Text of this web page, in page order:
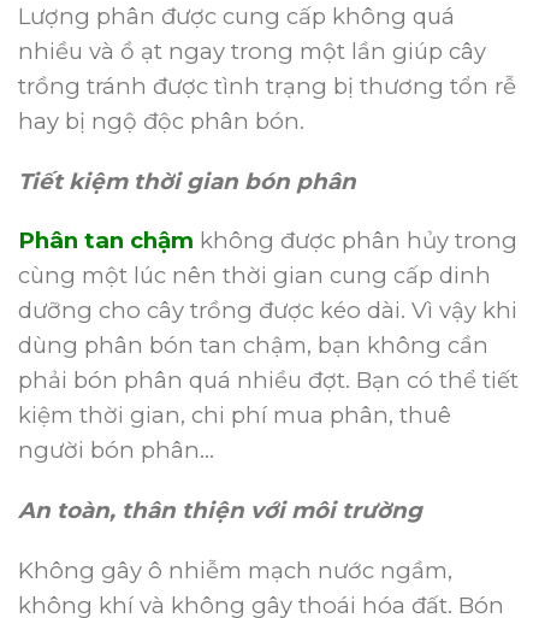
Lượng phân được cung cấp không quá
nhiều và ồ ạt ngay trong một lần giúp cây
trồng tránh được tình trạng bị thương tổn rễ
hay bị ngộ độc phân bón.
Tiết kiệm thời gian bón phân
Phân tan chậm không được phân hủy trong
cùng một lúc nên thời gian cung cấp dinh
dưỡng cho cây trồng được kéo dài. Vì vậy khi
dùng phân bón tan chậm, bạn không cần
phải bón phân quá nhiều đợt. Bạn có thể tiết
kiệm thời gian, chi phí mua phân, thuê
người bón phân…
An toàn, thân thiện với môi trường
Không gây ô nhiễm mạch nước ngầm,
không khí và không gây thoái hóa đất. Bón